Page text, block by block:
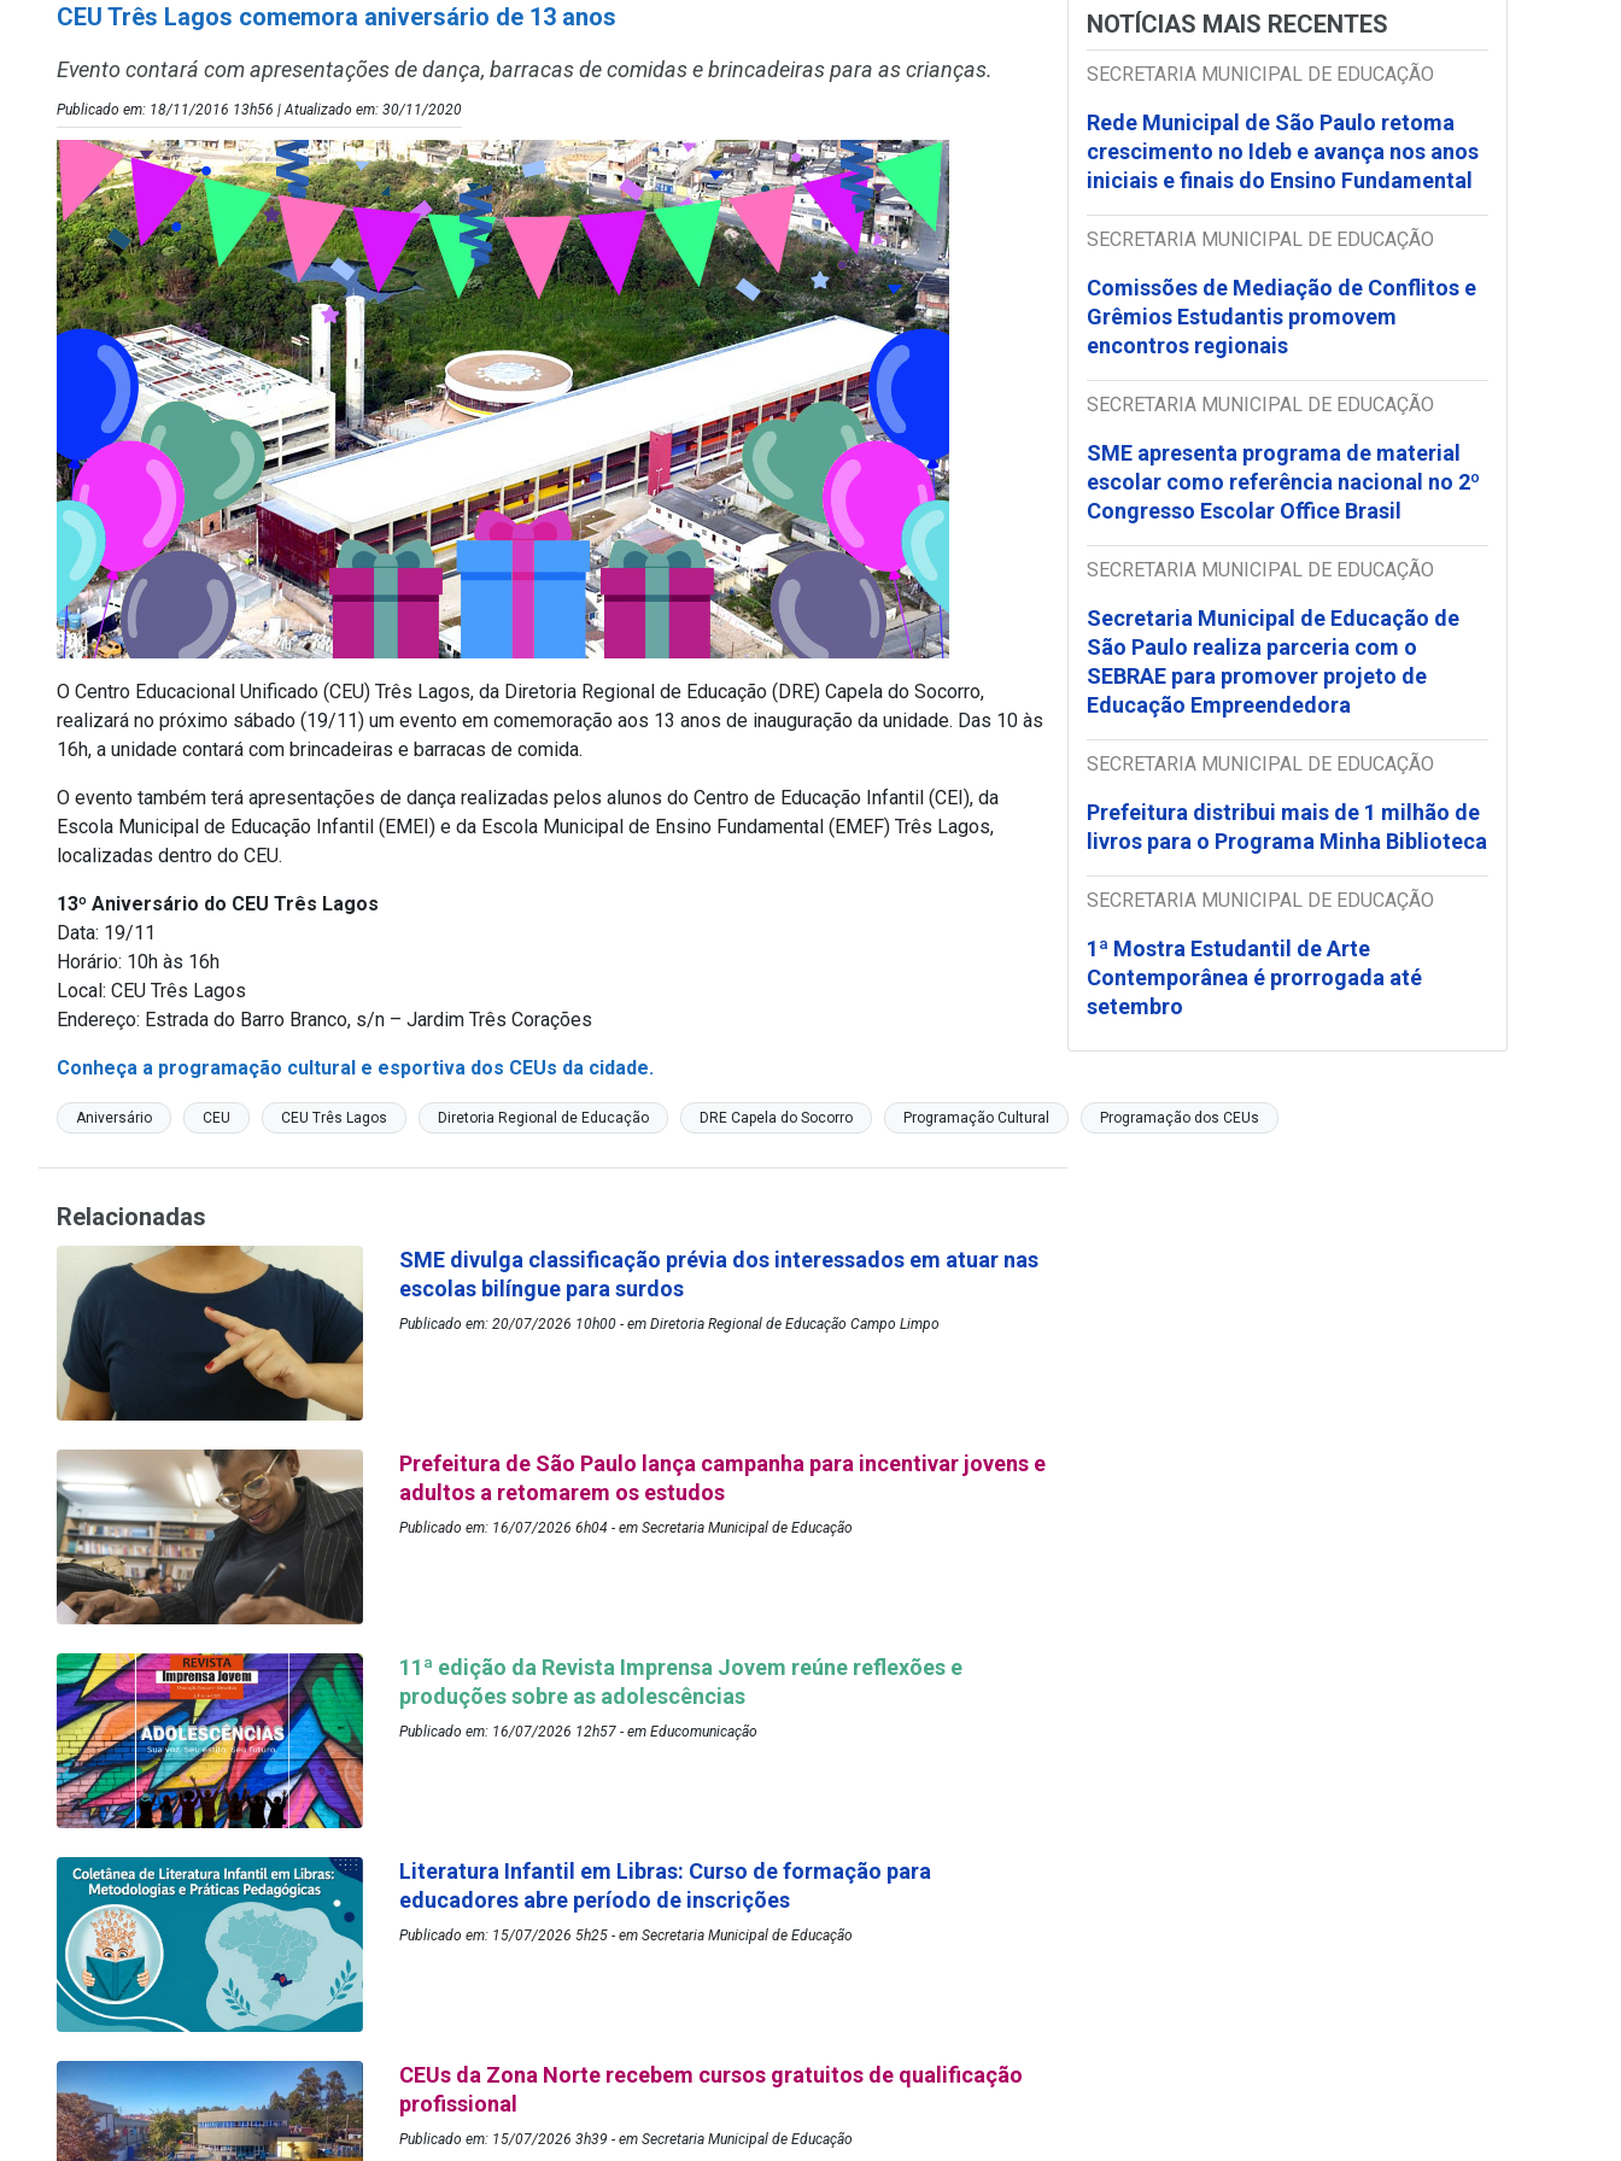
CEU Três Lagos comemora aniversário de 13 anos
Evento contará com apresentações de dança, barracas de comidas e brincadeiras para as crianças.
Publicado em: 18/11/2016 13h56 | Atualizado em: 30/11/2020
O Centro Educacional Unificado (CEU) Três Lagos, da Diretoria Regional de Educação (DRE) Capela do Socorro,
realizará no próximo sábado (19/11) um evento em comemoração aos 13 anos de inauguração da unidade. Das 10 às
16h, a unidade contará com brincadeiras e barracas de comida.
O evento também terá apresentações de dança realizadas pelos alunos do Centro de Educação Infantil (CEI), da
Escola Municipal de Educação Infantil (EMEI) e da Escola Municipal de Ensino Fundamental (EMEF) Três Lagos,
localizadas dentro do CEU.
13º Aniversário do CEU Três Lagos
Data: 19/11
Horário: 10h às 16h
Local: CEU Três Lagos
Endereço: Estrada do Barro Branco, s/n – Jardim Três Corações
Conheça a programação cultural e esportiva dos CEUs da cidade.
Aniversário CEU CEU Três Lagos Diretoria Regional de Educação DRE Capela do Socorro Programação Cultural Programação dos CEUs
NOTÍCIAS MAIS RECENTES
SECRETARIA MUNICIPAL DE EDUCAÇÃO
Rede Municipal de São Paulo retoma
crescimento no Ideb e avança nos anos
iniciais e finais do Ensino Fundamental
SECRETARIA MUNICIPAL DE EDUCAÇÃO
Comissões de Mediação de Conflitos e
Grêmios Estudantis promovem
encontros regionais
SECRETARIA MUNICIPAL DE EDUCAÇÃO
SME apresenta programa de material
escolar como referência nacional no 2º
Congresso Escolar Office Brasil
SECRETARIA MUNICIPAL DE EDUCAÇÃO
Secretaria Municipal de Educação de
São Paulo realiza parceria com o
SEBRAE para promover projeto de
Educação Empreendedora
SECRETARIA MUNICIPAL DE EDUCAÇÃO
Prefeitura distribui mais de 1 milhão de
livros para o Programa Minha Biblioteca
SECRETARIA MUNICIPAL DE EDUCAÇÃO
1ª Mostra Estudantil de Arte
Contemporânea é prorrogada até
setembro
Relacionadas
SME divulga classificação prévia dos interessados em atuar nas
escolas bilíngue para surdos
Publicado em: 20/07/2026 10h00 - em Diretoria Regional de Educação Campo Limpo
Prefeitura de São Paulo lança campanha para incentivar jovens e
adultos a retomarem os estudos
Publicado em: 16/07/2026 6h04 - em Secretaria Municipal de Educação
11ª edição da Revista Imprensa Jovem reúne reflexões e
produções sobre as adolescências
Publicado em: 16/07/2026 12h57 - em Educomunicação
Literatura Infantil em Libras: Curso de formação para
educadores abre período de inscrições
Publicado em: 15/07/2026 5h25 - em Secretaria Municipal de Educação
CEUs da Zona Norte recebem cursos gratuitos de qualificação
profissional
Publicado em: 15/07/2026 3h39 - em Secretaria Municipal de Educação